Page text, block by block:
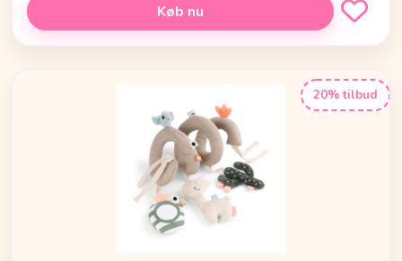
Køb nu
20% tilbud